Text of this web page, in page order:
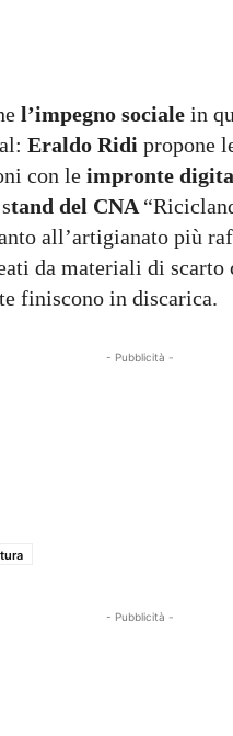
l’impegno sociale in
Eraldo Ridi propone
con le impronte
tand del CNA
all’artigianato più
da materiali di scarto
finiscono in discarica.
- Pubblicità -
- Pubblicità -